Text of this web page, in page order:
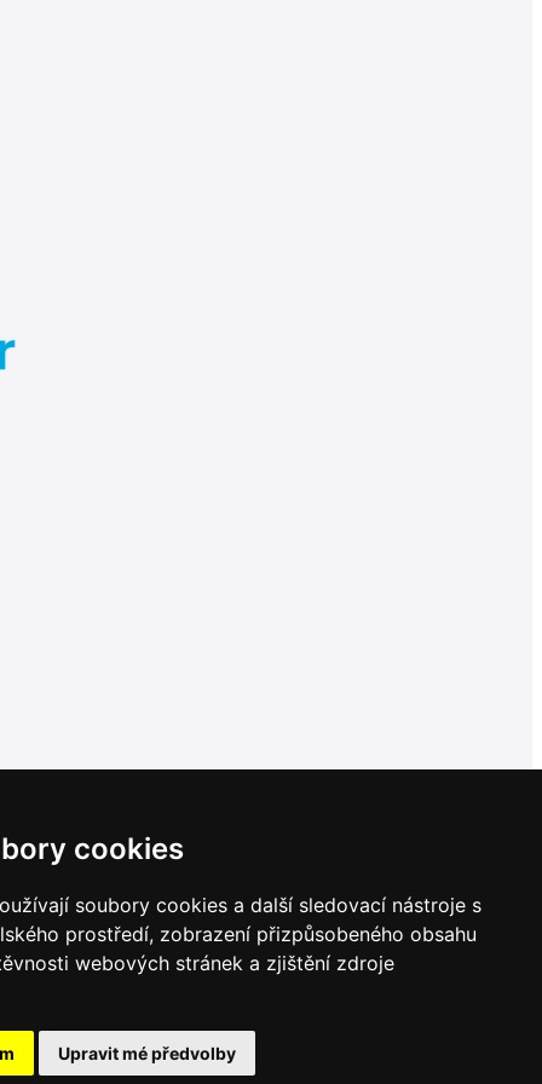
cookies
soubory cookies a další sledovací nástroje s
prostředí, zobrazení přizpůsobeného obsahu
webových stránek a zjištění zdroje
Upravit mé předvolby